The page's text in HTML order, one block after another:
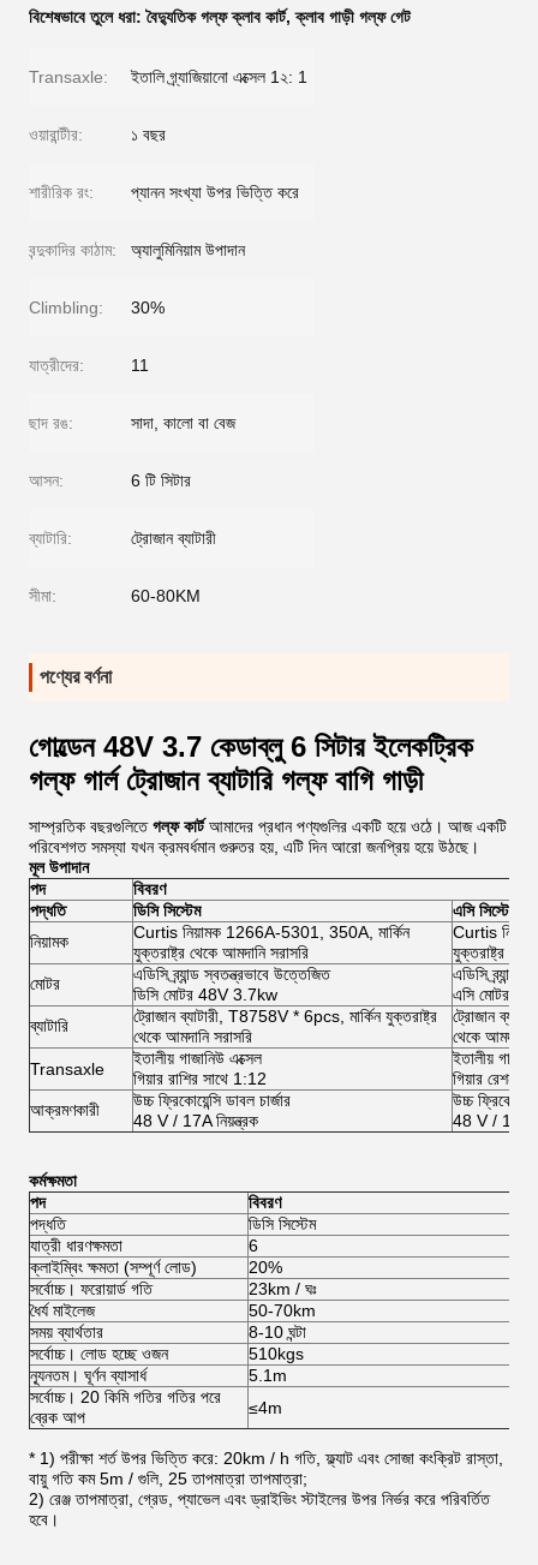
বিশেষভাবে তুলে ধরা:বৈদ্যুতিক গল্ফ ক্লাব কার্ট,ক্লাব গাড়ী গল্ফ গেট
Transaxle: ইতালি গ্র্যাজিয়ানো এক্সেল 1২: 1
ওয়ারান্টীর: ১ বছর
শারীরিক রং: প্যানন সংখ্যা উপর ভিত্তি করে
বন্দুকাদির কাঠাম: অ্যালুমিনিয়াম উপাদান
Climbling: 30%
যাত্রীদের: 11
ছাদ রঙ: সাদা, কালো বা বেজ
আসন: 6 টি সিটার
ব্যাটারি: ট্রোজান ব্যাটারী
সীমা: 60-80KM
পণ্যের বর্ণনা
গোল্ডেন 48V 3.7 কেডাব্লু 6 সিটার ইলেকট্রিক
গল্ফ গার্ল ট্রোজান ব্যাটারি গল্ফ বাগি গাড়ী
সাম্প্রতিক বছরগুলিতেগল্ফ কার্টআমাদের প্রধান পণ্যগুলির একটি হয়ে ওঠে। আজ একটি
পরিবেশগত সমস্যা যখন ক্রমবর্ধমান গুরুতর হয়, এটি দিন আরো জনপ্রিয় হয়ে উঠছে।
মূল উপাদান
পদ
বিবরণ
পদ্ধতি
ডিসি সিস্টেম
এসি সিস্টেম
নিয়ামক
Curtis নিয়ামক 1266A-5301, 350A, মার্কিন
যুক্তরাষ্ট্র থেকে আমদানি সরাসরি
Curtis
যুক্তরাষ্ট্র
মোটর
এডিসি ব্র্যান্ড স্বতন্ত্রভাবে উত্তেজিত
ডিসি মোটর 48V 3.7kw
এডিসি ব্র্যান্ড
এসি মোটর
ব্যাটারি
ট্রোজান ব্যাটারী, T8758V * 6pcs, মার্কিন যুক্তরাষ্ট্র
থেকে আমদানি সরাসরি
ট্রোজান
থেকে আমদানি
Transaxle
ইতালীয় গাজানিউ এক্সেল
গিয়ার রাশির সাথে 1:12
ইতালীয়
গিয়ার রেশন
আক্রমণকারী
উচ্চ ফ্রিকোয়েন্সি ডাবল চার্জার
48 V / 17A নিয়ন্ত্রক
উচ্চ
48 V / 17A
কর্মক্ষমতা
পদ
বিবরণ
পদ্ধতি
ডিসি সিস্টেম
যাত্রী ধারণক্ষমতা
6
ক্লাইম্বিং ক্ষমতা (সম্পূর্ণ লোড)
20%
সর্বোচ্চ। ফরোয়ার্ড গতি
23km / ঘঃ
ধৈর্য মাইলেজ
50-70km
সময় ব্যার্থতার
8-10 ঘন্টা
সর্বোচ্চ। লোড হচ্ছে ওজন
510kgs
ন্যূনতম। ঘূর্ণন ব্যাসার্ধ
5.1m
সর্বোচ্চ। 20 কিমি গতির গতির পরে
ব্রেক আপ
≤4m
* 1) পরীক্ষা শর্ত উপর ভিত্তি করে: 20km / h গতি, ফ্ল্যাট এবং সোজা কংক্রিট রাস্তা,
বায়ু গতি কম 5m / গুলি, 25 তাপমাত্রা তাপমাত্রা;
2) রেঞ্জ তাপমাত্রা, গ্রেড, প্যাভেল এবং ড্রাইভিং স্টাইলের উপর নির্ভর করে পরিবর্তিত
হবে।